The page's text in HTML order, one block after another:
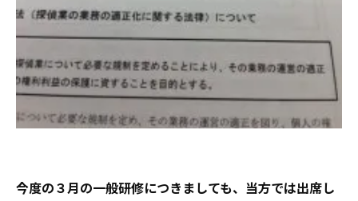
今度の３月の一般研修につきましても、当方では出席し